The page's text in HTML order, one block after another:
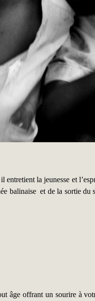
la jeunesse et
balinaise et de la sortie
âge offrant un sourire à